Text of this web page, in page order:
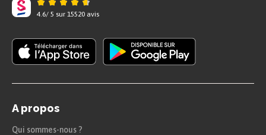
silice) ;
de calcite et de dolomite) ;
4.6/ 5 sur 15520 avis
A propos
Qui sommes-nous ?